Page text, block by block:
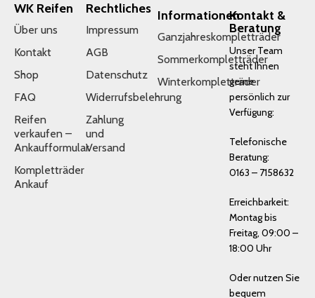
WK Reifen
Über uns
Kontakt
Shop
FAQ
Reifen
verkaufen –
Ankaufformular
Kompletträder
Ankauf
Rechtliches
Impressum
AGB
Datenschutz
Widerrufsbelehrung
Zahlung
und
Versand
Informationen
Ganzjahreskompletträder
Sommerkompletträder
Winterkompletträder
Kontakt &
Beratung
Unser Team
steht Ihnen
gerne
persönlich zur
Verfügung:
Telefonische
Beratung:
0163 – 7158632
Erreichbarkeit:
Montag bis
Freitag, 09:00 –
18:00 Uhr
Oder nutzen Sie
bequem